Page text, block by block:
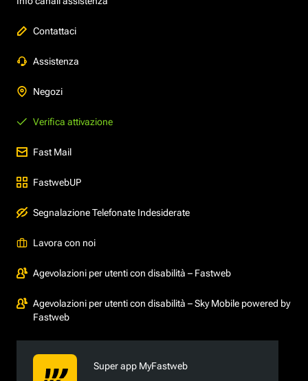
Contattaci
Assistenza
Negozi
Verifica attivazione
Fast Mail
FastwebUP
Segnalazione Telefonate Indesiderate
Lavora con noi
Agevolazioni per utenti con disabilità – Fastweb
Agevolazioni per utenti con disabilità – Sky Mobile powered by
Fastweb
Super app MyFastweb